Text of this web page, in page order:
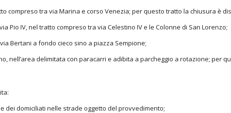
compreso tra via Marina e corso Venezia; per questo tratto la chiusura è
Pio IV, nel tratto compreso tra via Celestino IV e le Colonne di San Lorenzo;
Bertani a fondo cieco sino a piazza Sempione;
nell’area delimitata con paracarri e adibita a parcheggio a rotazione; per
dei domiciliati nelle strade oggetto del provvedimento;